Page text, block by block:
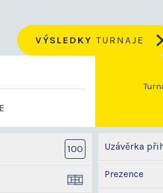
VÝSLEDKY TURNAJE
100 Uzávěrka
Prezence